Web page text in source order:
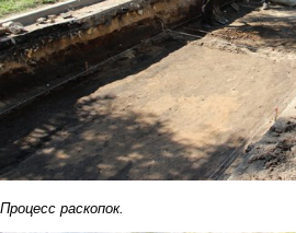
Процесс раскопок.